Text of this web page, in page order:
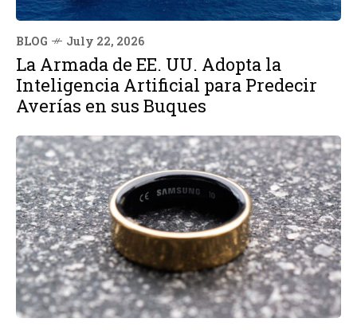
BLOG July 22, 2026
La Armada de EE. UU. Adopta la
Inteligencia Artificial para Predecir
Averías en sus Buques